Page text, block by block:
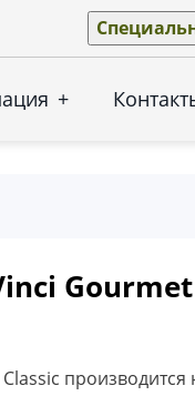
+
производится